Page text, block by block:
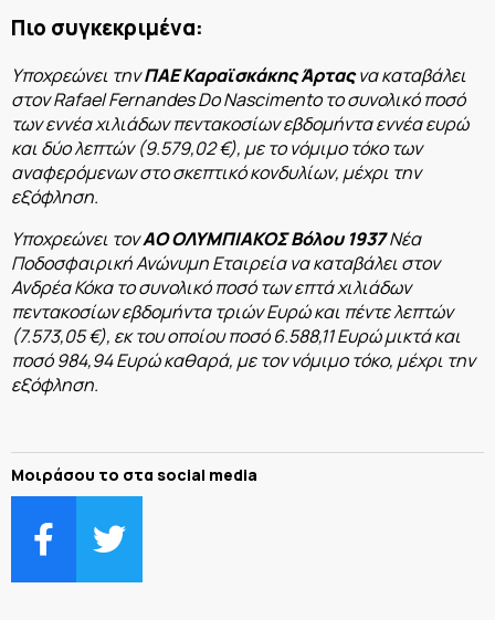
Πιο συγκεκριμένα:
Υποχρεώνει τηνΠΑΕ Καραϊσκάκης Άρταςνα καταβάλει
στον Rafael Fernandes Do Nascimento το συνολικό ποσό
των εννέα χιλιάδων πεντακοσίων εβδομήντα εννέα ευρώ
και δύο λεπτών (9.579,02 €), με το νόμιμο τόκο των
αναφερόμενων στο σκεπτικό κονδυλίων, μέχρι την
εξόφληση.
Υποχρεώνει τονΑΟ ΟΛΥΜΠΙΑΚΟΣ Βόλου 1937Νέα
Ποδοσφαιρική Ανώνυμη Εταιρεία να καταβάλει στον
Ανδρέα Κόκα το συνολικό ποσό των επτά χιλιάδων
πεντακοσίων εβδομήντα τριών Ευρώ και πέντε λεπτών
(7.573,05 €), εκ του οποίου ποσό 6.588,11 Ευρώ μικτά και
ποσό 984,94 Ευρώ καθαρά, με τον νόμιμο τόκο, μέχρι την
εξόφληση.
Μοιράσου το στα social media